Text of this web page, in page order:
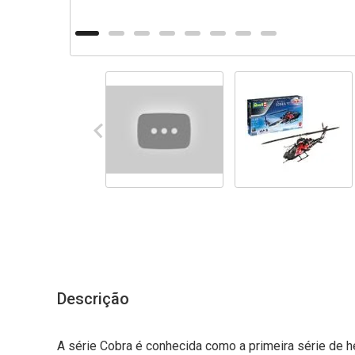
Descrição
A série Cobra é conhecida como a primeira série de